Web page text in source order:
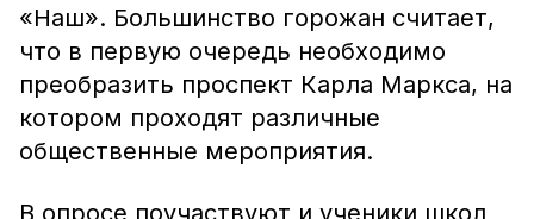
«Наш». Большинство горожан считает,
что в первую очередь необходимо
преобразить проспект Карла Маркса, на
котором проходят различные
общественные мероприятия.
В опросе поучаствуют и ученики школ